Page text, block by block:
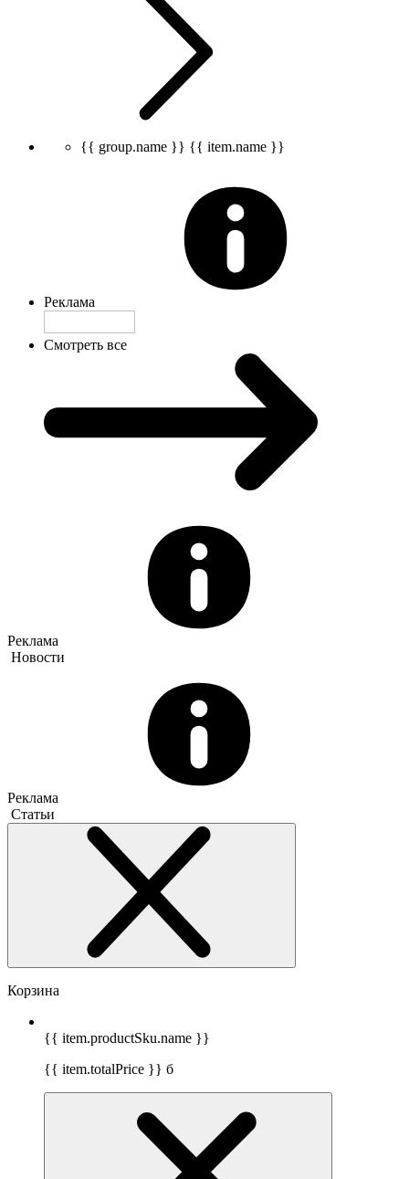
{{ group.name }} {{ item.name }}
Реклама
Смотреть все
Реклама
Новости
Реклама
Статьи
Корзина
{{ item.productSku.name }}
{{ item.totalPrice }} б